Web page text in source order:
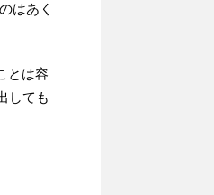
はあく
とは容
しても